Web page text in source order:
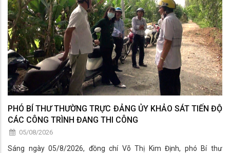
PHÓ BÍ THƯ THƯỜNG TRỰC ĐẢNG ỦY KHẢO SÁT TIẾN ĐỘ
CÁC CÔNG TRÌNH ĐANG THI CÔNG
05/08/2026
Sáng ngày 05/8/2026, đồng chí Võ Thị Kim Định, phó Bí thư